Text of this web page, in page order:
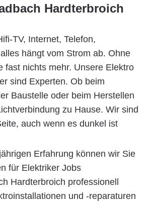
Hardterbroich
TV, Internet, Telefon,
hängt vom Strom ab. Ohne
fast nichts mehr. Unsere Elektro
sind Experten. Ob beim
Baustelle oder beim Herstellen
zu Hause. Wir sind
auch wenn es dunkel ist
Erfahrung können wir Sie
für Elektriker Jobs
Hardterbroich professionell
und -reparaturen